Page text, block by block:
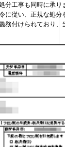
分工事も同時に承り
に従い、正規な処分
務付けられており、